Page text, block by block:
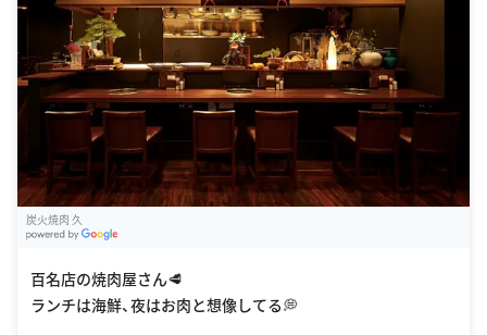
炭火焼肉 久
百名店の焼肉屋さん🥩
ランチは海鮮、夜はお肉と想像してる💭